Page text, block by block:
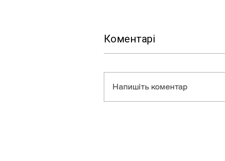
Коментарі
Напишіть коментар